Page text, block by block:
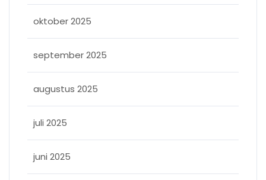
oktober 2025
september 2025
augustus 2025
juli 2025
juni 2025